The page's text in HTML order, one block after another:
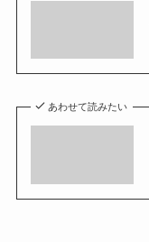
あわせて読みたい